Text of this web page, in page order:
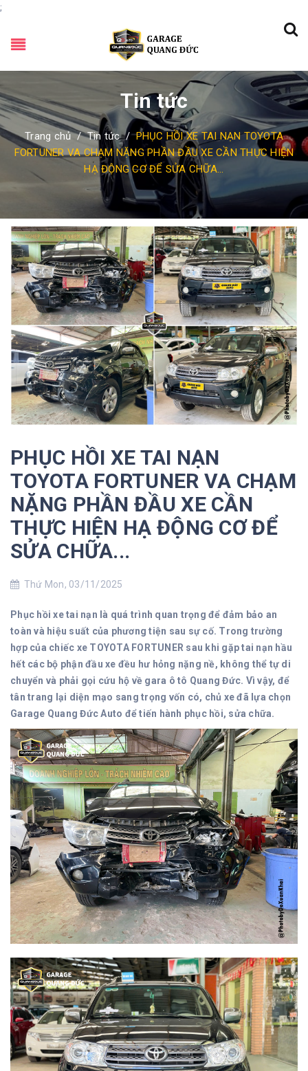
;
Tin tức
Trang chủ / Tin tức / PHỤC HỒI XE TAI NẠN TOYOTA
FORTUNER VA CHẠM NẶNG PHẦN ĐẦU XE CẦN THỰC HIỆN
HẠ ĐỘNG CƠ ĐỂ SỬA CHỮA...
PHỤC HỒI XE TAI NẠN
TOYOTA FORTUNER VA CHẠM
NẶNG PHẦN ĐẦU XE CẦN
THỰC HIỆN HẠ ĐỘNG CƠ ĐỂ
SỬA CHỮA...
Thứ Mon, 03/11/2025
Phục hồi xe tai nạn là quá trình quan trọng để đảm bảo an
toàn và hiệu suất của phương tiện sau sự cố. Trong trường
hợp của chiếc xe TOYOTA FORTUNER sau khi gặp tai nạn hầu
hết các bộ phận đầu xe đều hư hỏng nặng nề, không thể tự di
chuyển và phải gọi cứu hộ về gara ô tô Quang Đức. Vì vậy, để
tân trang lại diện mạo sang trọng vốn có, chủ xe đã lựa chọn
Garage Quang Đức Auto để tiến hành phục hồi, sửa chữa.